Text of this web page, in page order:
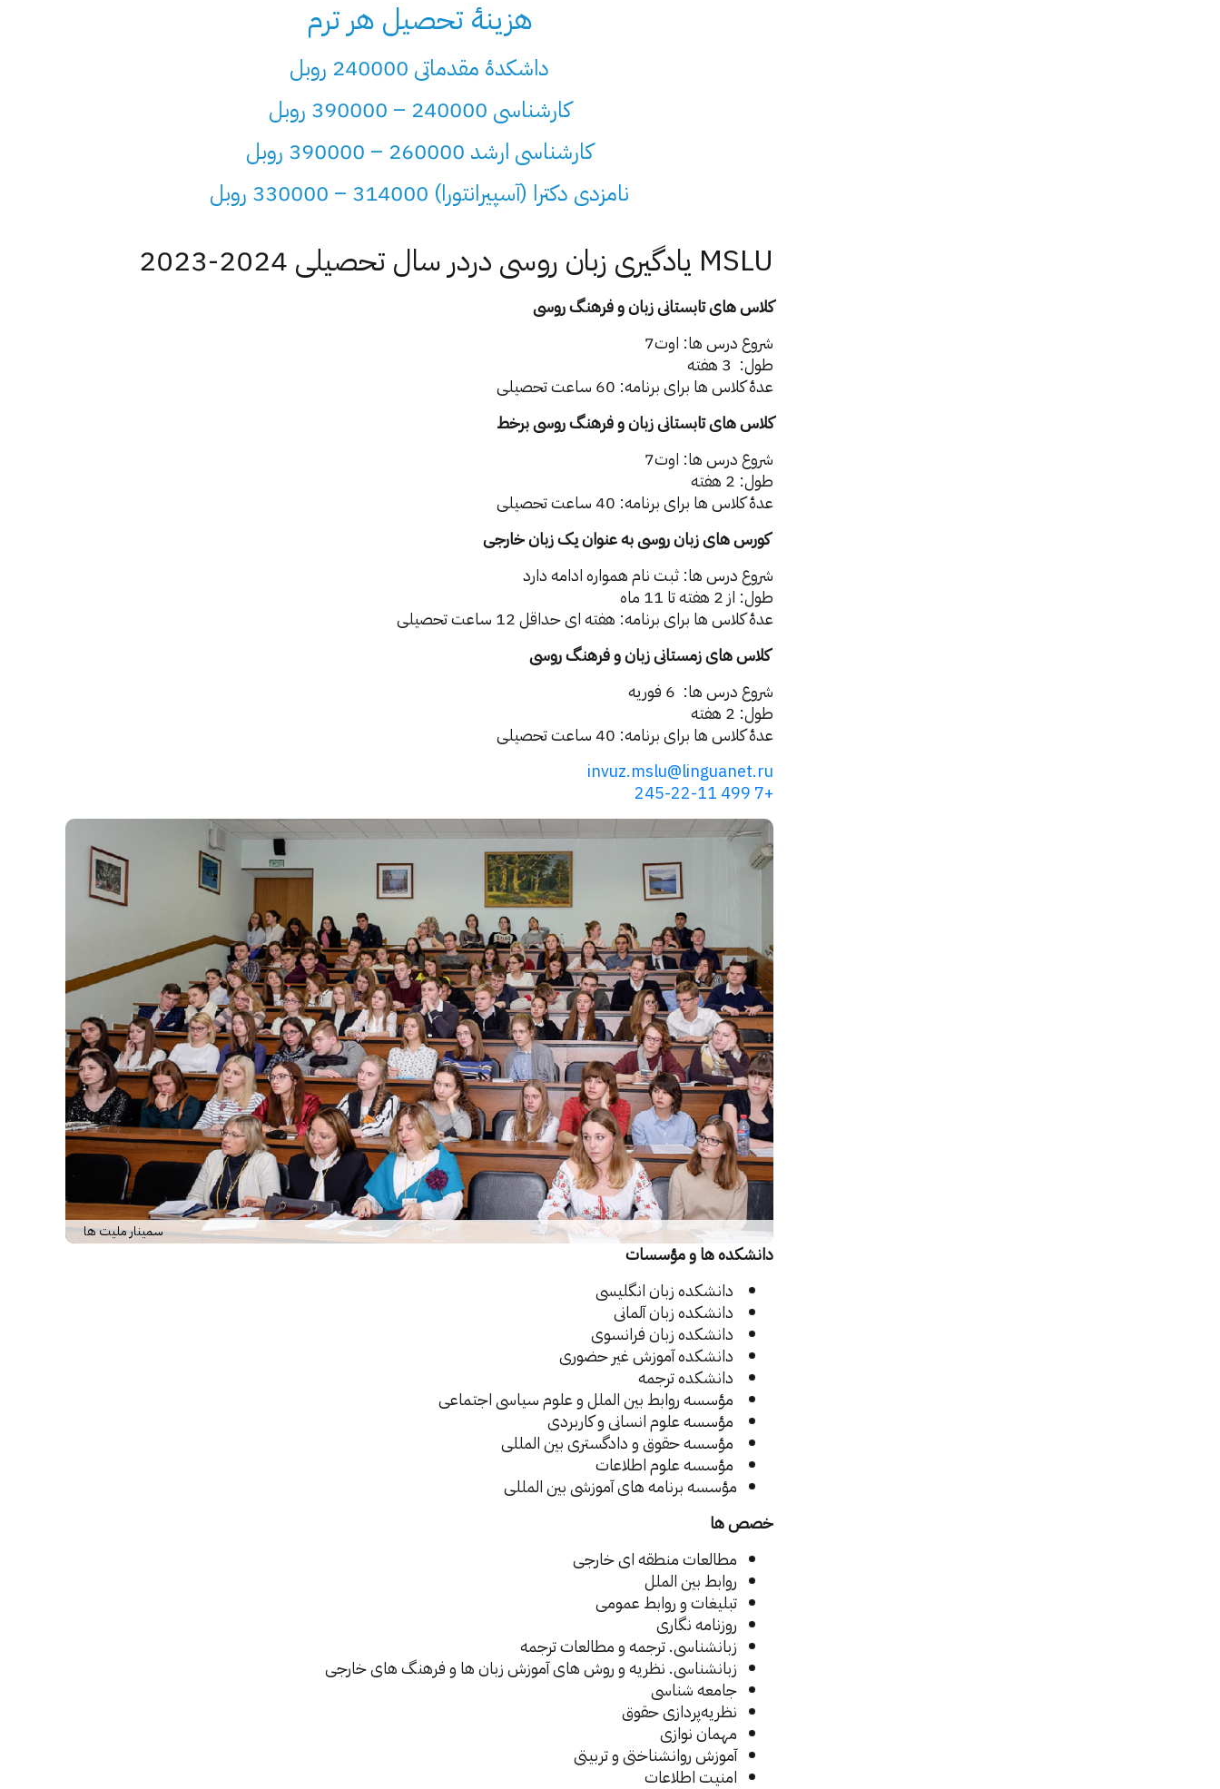
هزینۀ تحصیل هر ترم
داشکدۀ مقدماتی 240000 روبل
کارشناسی 240000 – 390000 روبل
کارشناسی ارشد 260000 – 390000 روبل
نامزدی دکترا (آسپیرانتورا) 314000 – 330000 روبل
MSLU یادگیری زبان روسی دردر سال تحصیلی 2024-2023
کلاس های تابستانی زبان و فرهنگ روسی
شروع درس ها: اوت7
طول: 3 هفته
عدۀ کلاس ها برای برنامه: 60 ساعت تحصیلی
کلاس های تابستانی زبان و فرهنگ روسی برخط
شروع درس ها: اوت7
طول: 2 هفته
عدۀ کلاس ها برای برنامه: 40 ساعت تحصیلی
کورس های زبان روسی به عنوان یک زبان خارجی
شروع درس ها: ثبت نام همواره ادامه دارد
طول: از 2 هفته تا 11 ماه
عدۀ کلاس ها برای برنامه: هفته ای حداقل 12 ساعت تحصیلی
کلاس های زمستانی زبان و فرهنگ روسی
شروع درس ها: 6 فوریه
طول: 2 هفته
عدۀ کلاس ها برای برنامه: 40 ساعت تحصیلی
invuz.mslu@linguanet.ru
+7 499 245-22-11
سمینار ملیت ها
دانشکده ها و مؤسسات
دانشکده زبان انگلیسی
دانشکده زبان آلمانی
دانشکده زبان فرانسوی
دانشکده آموزش غیر حضوری
دانشکده ترجمه
مؤسسه روابط بین الملل و علوم سیاسی اجتماعی
مؤسسه علوم انسانی و کاربردی
مؤسسه حقوق و دادگستری بین المللی
مؤسسه علوم اطلاعات
مؤسسه برنامه های آموزشی بین المللی
خصص ها
مطالعات منطقه ای خارجی
روابط بین الملل
تبلیغات و روابط عمومی
روزنامه نگاری
زبانشناسی. ترجمه و مطالعات ترجمه
زبانشناسی. نظریه و روش های آموزش زبان ها و فرهنگ های خارجی
جامعه شناسی
نظریه‌پردازی حقوق
مهمان نوازی
آموزش روانشناختی و تربیتی
امنیت اطلاعات